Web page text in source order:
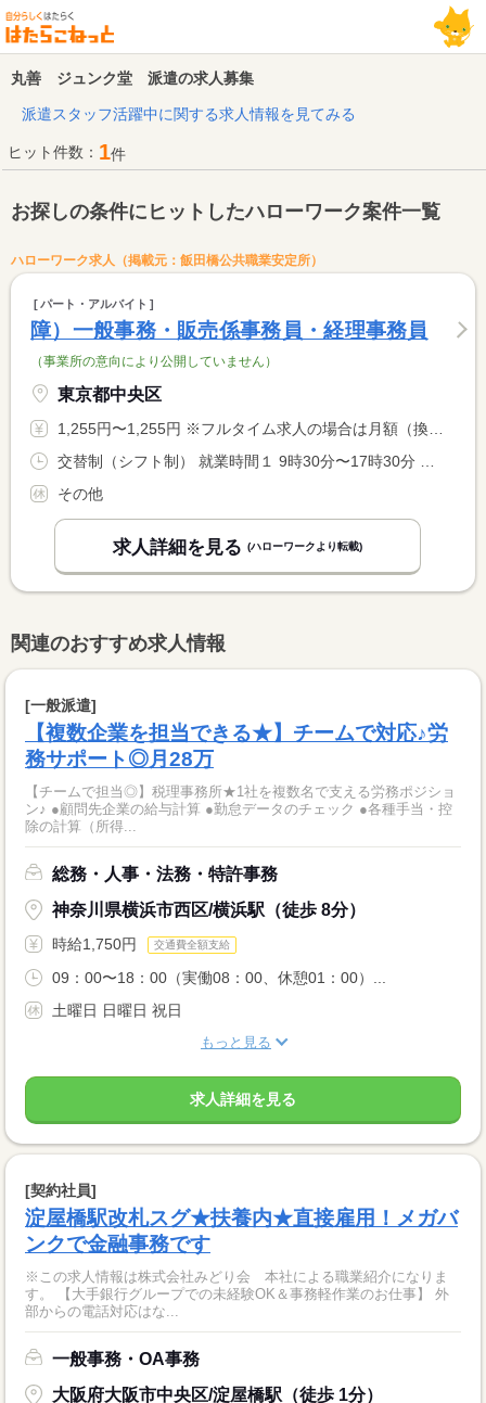
丸善 ジュンク堂 派遣の求人募集
派遣スタッフ活躍中に関する求人情報を見てみる
ヒット件数： 1件
お探しの条件にヒットしたハローワーク案件一覧
ハローワーク求人（掲載元：飯田橋公共職業安定所）
パート・アルバイト
障）一般事務・販売係事務員・経理事務員
（事業所の意向により公開していません）
東京都中央区
1,255円〜1,255円 ※フルタイム求人の場合は月額（換算額）、パート求人の場合は時間額を表示しています。
その他
求人詳細を見る (ハローワークより転載)
関連のおすすめ求人情報
[一般派遣]
【複数企業を担当できる★】チームで対応♪労
務サポート◎月28万
【チームで担当◎】税理事務所★1社を複数名で支える労務ポジショ
ン♪ ●顧問先企業の給与計算 ●勤怠データのチェック ●各種手当・控
除の計算（所得...
総務・人事・法務・特許事務
神奈川県横浜市西区/横浜駅（徒歩 8分）
時給1,750円 交通費全額支給
09：00〜18：00（実働08：00、休憩01：00）...
土曜日 日曜日 祝日
もっと見る
求人詳細を見る
[契約社員]
淀屋橋駅改札スグ★扶養内★直接雇用！メガバ
ンクで金融事務です
※この求人情報は株式会社みどり会 本社による職業紹介になりま
す。 【大手銀行グループでの未経験OK＆事務軽作業のお仕事】 外
部からの電話対応はな...
一般事務・OA事務
大阪府大阪市中央区/淀屋橋駅（徒歩 1分）